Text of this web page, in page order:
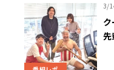
3/
先